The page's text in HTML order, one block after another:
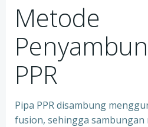
Metode
PPR
Pipa PPR disambung
fusion, sehingga sambungan